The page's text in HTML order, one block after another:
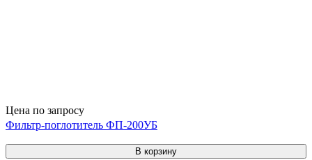
Цена по запросу
Фильтр-поглотитель ФП-200УБ
В корзину